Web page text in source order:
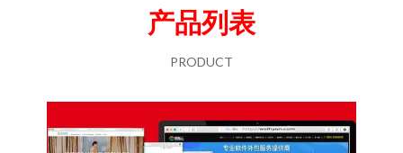
产品列表
PRODUCT